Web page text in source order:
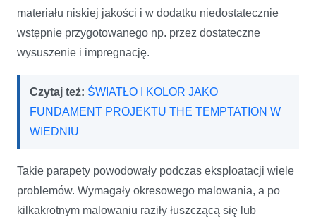
materiału niskiej jakości i w dodatku niedostatecznie
wstępnie przygotowanego np. przez dostateczne
wysuszenie i impregnację.
Czytaj też: ŚWIATŁO I KOLOR JAKO
FUNDAMENT PROJEKTU THE TEMPTATION W
WIEDNIU
Takie parapety powodowały podczas eksploatacji wiele
problemów. Wymagały okresowego malowania, a po
kilkakrotnym malowaniu raziły łuszczącą się lub